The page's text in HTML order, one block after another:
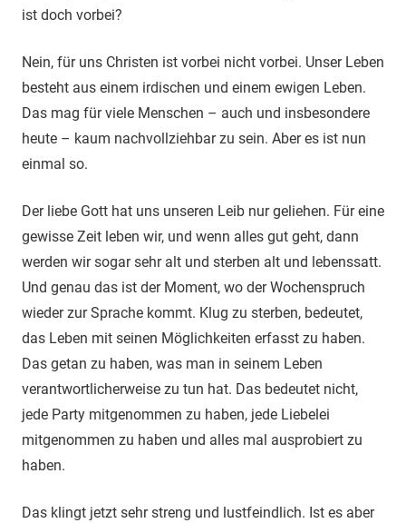
ist doch vorbei?
Nein, für uns Christen ist vorbei nicht vorbei. Unser Leben
besteht aus einem irdischen und einem ewigen Leben.
Das mag für viele Menschen – auch und insbesondere
heute – kaum nachvollziehbar zu sein. Aber es ist nun
einmal so.
Der liebe Gott hat uns unseren Leib nur geliehen. Für eine
gewisse Zeit leben wir, und wenn alles gut geht, dann
werden wir sogar sehr alt und sterben alt und lebenssatt.
Und genau das ist der Moment, wo der Wochenspruch
wieder zur Sprache kommt. Klug zu sterben, bedeutet,
das Leben mit seinen Möglichkeiten erfasst zu haben.
Das getan zu haben, was man in seinem Leben
verantwortlicherweise zu tun hat. Das bedeutet nicht,
jede Party mitgenommen zu haben, jede Liebelei
mitgenommen zu haben und alles mal ausprobiert zu
haben.
Das klingt jetzt sehr streng und lustfeindlich. Ist es aber